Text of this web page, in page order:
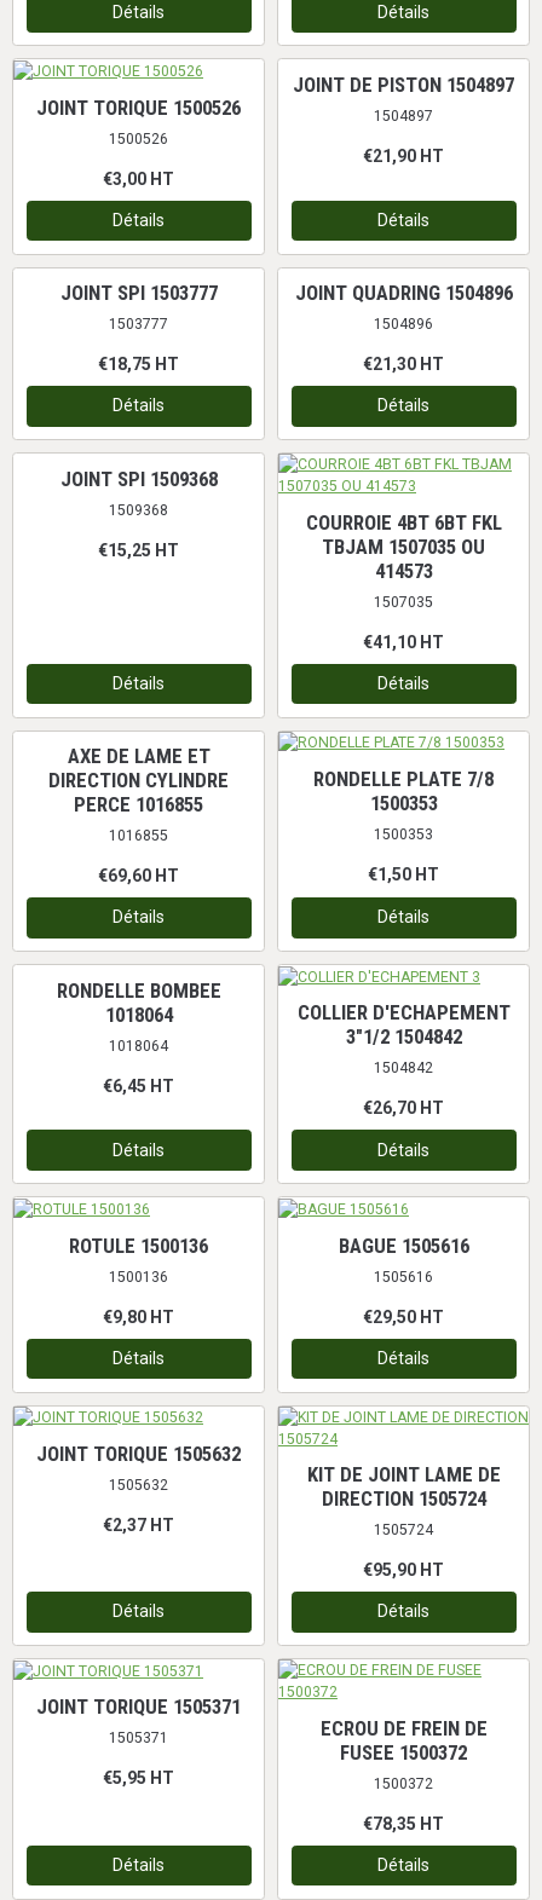
Détails Détails
JOINT TORIQUE 1500526
1500526
€3,00 HT
Détails
JOINT DE PISTON 1504897
1504897
€21,90 HT
Détails
JOINT SPI 1503777
1503777
€18,75 HT
Détails
JOINT QUADRING 1504896
1504896
€21,30 HT
Détails
JOINT SPI 1509368
1509368
€15,25 HT
Détails
COURROIE 4BT 6BT FKL
TBJAM 1507035 OU
414573
1507035
€41,10 HT
Détails
AXE DE LAME ET
DIRECTION CYLINDRE
PERCE 1016855
1016855
€69,60 HT
Détails
RONDELLE PLATE 7/8
1500353
1500353
€1,50 HT
Détails
RONDELLE BOMBEE
1018064
1018064
€6,45 HT
Détails
COLLIER D'ECHAPEMENT
3"1/2 1504842
1504842
€26,70 HT
Détails
ROTULE 1500136
1500136
€9,80 HT
Détails
BAGUE 1505616
1505616
€29,50 HT
Détails
JOINT TORIQUE 1505632
1505632
€2,37 HT
Détails
KIT DE JOINT LAME DE
DIRECTION 1505724
1505724
€95,90 HT
Détails
JOINT TORIQUE 1505371
1505371
€5,95 HT
Détails
ECROU DE FREIN DE
FUSEE 1500372
1500372
€78,35 HT
Détails